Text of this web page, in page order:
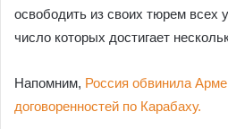
освободить из своих тюрем всех
число которых достигает
Напомним, Россия обвинила
договоренностей по Карабаху.